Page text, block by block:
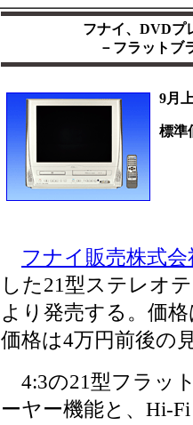
フナイ、DVDプ
－フラットブ
9月
標準
フナイ販売株式会
した21型ステレオ
より発売する。価
価格は4万円前後の
4:3の21型フラッ
ーヤー機能と、Hi-